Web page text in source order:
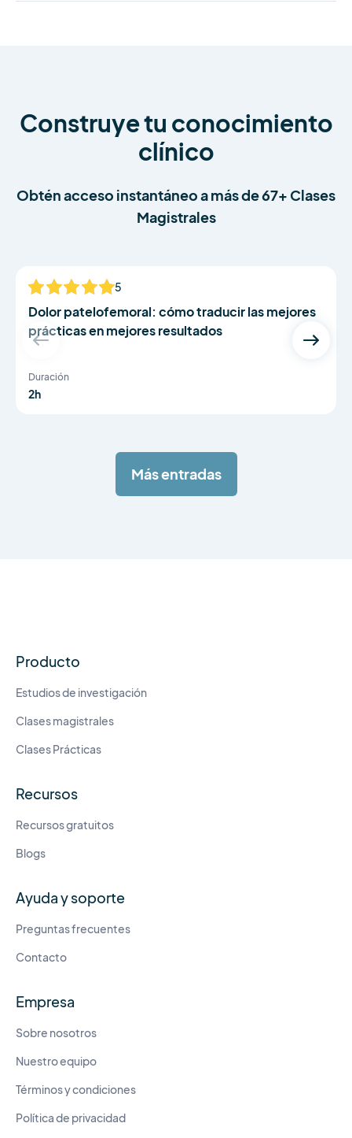
Construye tu conocimiento
clínico
Obtén acceso instantáneo a más de 67+ Clases
Magistrales
NUEVO 5
Dolor patelofemoral: cómo traducir las mejores
prácticas en mejores resultados
Duración
2h
Más entradas
Producto
Estudios de investigación
Clases magistrales
Clases Prácticas
Recursos
Recursos gratuitos
Blogs
Ayuda y soporte
Preguntas frecuentes
Contacto
Empresa
Sobre nosotros
Nuestro equipo
Términos y condiciones
Política de privacidad